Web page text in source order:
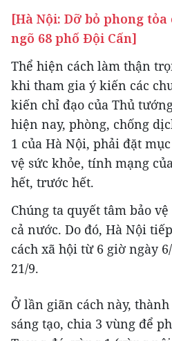
[Hà Nội: Dỡ bỏ phong
ngõ 68 phố Đội Cấn]
Thể hiện cách làm thận
khi tham gia ý kiến các
kiến chỉ đạo của Thủ
hiện nay, phòng, chống
1 của Hà Nội, phải đặt
vệ sức khỏe, tính mạng
hết, trước hết.
Chúng ta quyết tâm bảo
cả nước. Do đó, Hà Nội
cách xã hội từ 6 giờ ngày
21/9.
Ở lần giãn cách này,
sáng tạo, chia 3 vùng để